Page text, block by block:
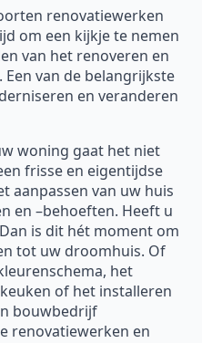
renovatiewerken
om een kijkje te nemen
van het renoveren en
van de belangrijkste
en veranderen
woning gaat het niet
frisse en eigentijdse
aanpassen van uw huis
en –behoeften. Heeft u
is dit hét moment om
tot uw droomhuis. Of
het
of het installeren
bouwbedrijf
renovatiewerken en